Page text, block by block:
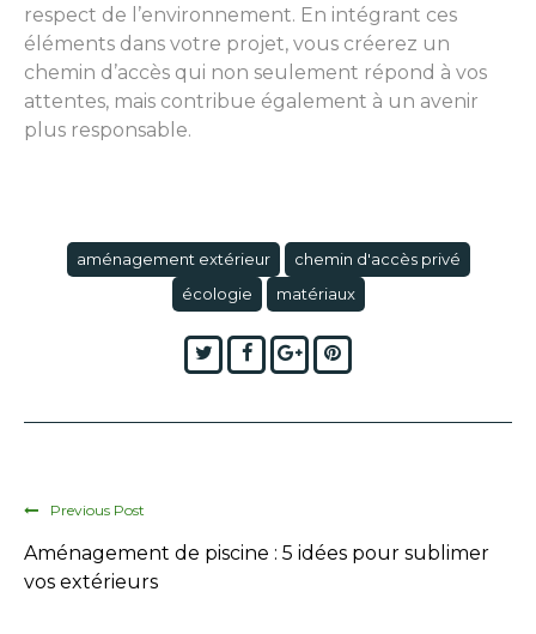
respect de l’environnement. En intégrant ces
éléments dans votre projet, vous créerez un
chemin d’accès qui non seulement répond à vos
attentes, mais contribue également à un avenir
plus responsable.
aménagement extérieur
chemin d'accès privé
écologie
matériaux
TwitterFacebook
Google+Pinterest
Previous Post
Aménagement de piscine : 5 idées pour sublimer
vos extérieurs